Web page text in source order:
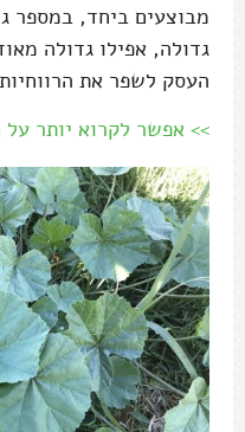
מבוצעים ביחד, במספר
גדולה, אפילו גדולה
העסק לשפר את
>> אפשר לקרוא יותר על